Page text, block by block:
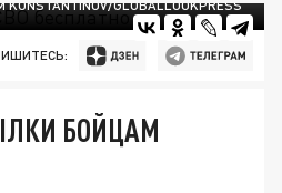
GLOBALLOOKPRESS
БОЙЦАМ